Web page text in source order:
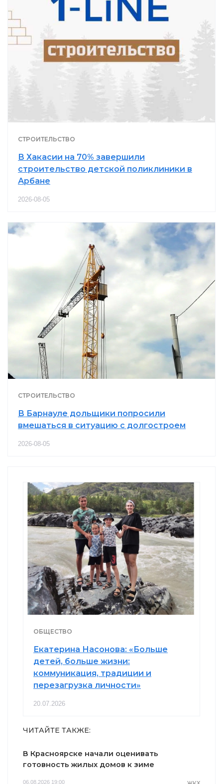
СТРОИТЕЛЬСТВО
В Хакасии на 70% завершили
строительство детской поликлиники в
Арбане
2026-08-05
СТРОИТЕЛЬСТВО
В Барнауле дольщики попросили
вмешаться в ситуацию с долгостроем
2026-08-05
ОБЩЕСТВО
Екатерина Насонова: «Больше
детей, больше жизни:
коммуникация, традиции и
перезагрузка личности»
20.07.2026
ЧИТАЙТЕ ТАКЖЕ:
В Красноярске начали оценивать
готовность жилых домов к зиме
06.08.2026 19:00